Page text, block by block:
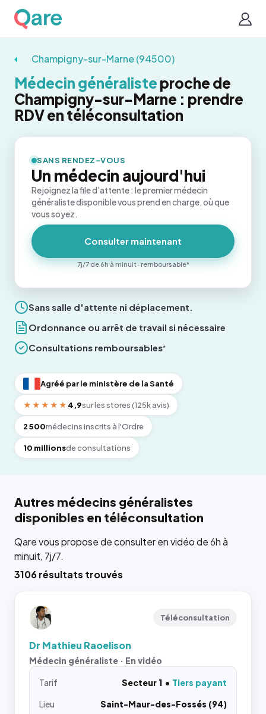
Champigny-sur-Marne (94500)
Médecin généraliste proche de
Champigny-sur-Marne : prendre
RDV en téléconsultation
Sans salle d'attente ni déplacement.
Ordonnance ou arrêt de travail si nécessaire
Consultations remboursables*
Agréé par le ministère de la Santé
★★★★★ 4,9sur les stores (125k avis)
2 500médecins inscrits à l'Ordre
10 millionsde consultations
SANS RENDEZ-VOUS
Un médecin aujourd'hui
Rejoignez la file d'attente : le premier médecin
généraliste disponible vous prend en charge, où que
vous soyez.
Consulter maintenant
7j/7 de 6h à minuit · remboursable*
Autres médecins généralistes
disponibles en téléconsultation
Qare vous propose de consulter en vidéo de 6h à
minuit, 7j/7.
3106 résultats trouvés
Téléconsultation
Dr Mathieu Raoelison
Médecin généraliste · En vidéo
Tarif Secteur 1
Tiers payant
Lieu
Saint-Maur-des-Fossés (94)